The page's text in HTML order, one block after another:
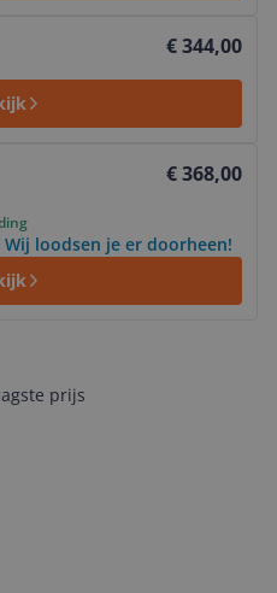
€ 344,00
€ 368,00
loodsen je er doorheen!
prijs